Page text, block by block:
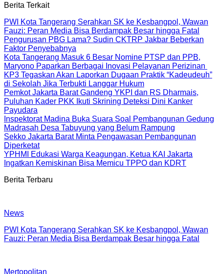
Berita Terkait
PWI Kota Tangerang Serahkan SK ke Kesbangpol, Wawan
Fauzi: Peran Media Bisa Berdampak Besar hingga Fatal
Pengurusan PBG Lama? Sudin CKTRP Jakbar Beberkan
Faktor Penyebabnya
Kota Tangerang Masuk 6 Besar Nomine PTSP dan PPB,
Maryono Paparkan Berbagai Inovasi Pelayanan Perizinan
KP3 Tegaskan Akan Laporkan Dugaan Praktik “Kadeudeuh”
di Sekolah Jika Terbukti Langgar Hukum
Pemkot Jakarta Barat Gandeng YKPI dan RS Dharmais,
Puluhan Kader PKK Ikuti Skrining Deteksi Dini Kanker
Payudara
Inspektorat Madina Buka Suara Soal Pembangunan Gedung
Madrasah Desa Tabuyung yang Belum Rampung
Sekko Jakarta Barat Minta Pengawasan Pembangunan
Diperketat
YPHMI Edukasi Warga Keagungan, Ketua KAI Jakarta
Ingatkan Kemiskinan Bisa Memicu TPPO dan KDRT
Berita Terbaru
News
PWI Kota Tangerang Serahkan SK ke Kesbangpol, Wawan
Fauzi: Peran Media Bisa Berdampak Besar hingga Fatal
Mertopolitan